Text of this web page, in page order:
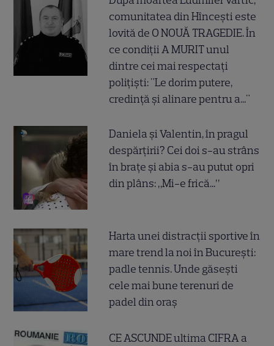
comunitatea din Hîncești este
lovită de O NOUĂ TRAGEDIE. În
ce condiții A MURIT unul
dintre cei mai respectați
polițiști: "Le dorim putere,
credință și alinare pentru a..."
Daniela și Valentin, în pragul
despărțirii? Cei doi s-au strâns
în brațe și abia s-au putut opri
din plâns: „Mi-e frică...”
Harta unei distracții sportive în
mare trend la noi în București:
padle tennis. Unde găsești
cele mai bune terenuri de
padel din oraș
CE ASCUNDE ultima CIFRA a